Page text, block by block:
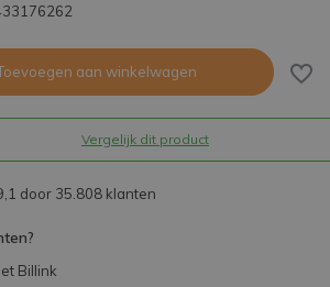
aan winkelwagen
Vergelijk dit product
door 35.808 klanten
Billink